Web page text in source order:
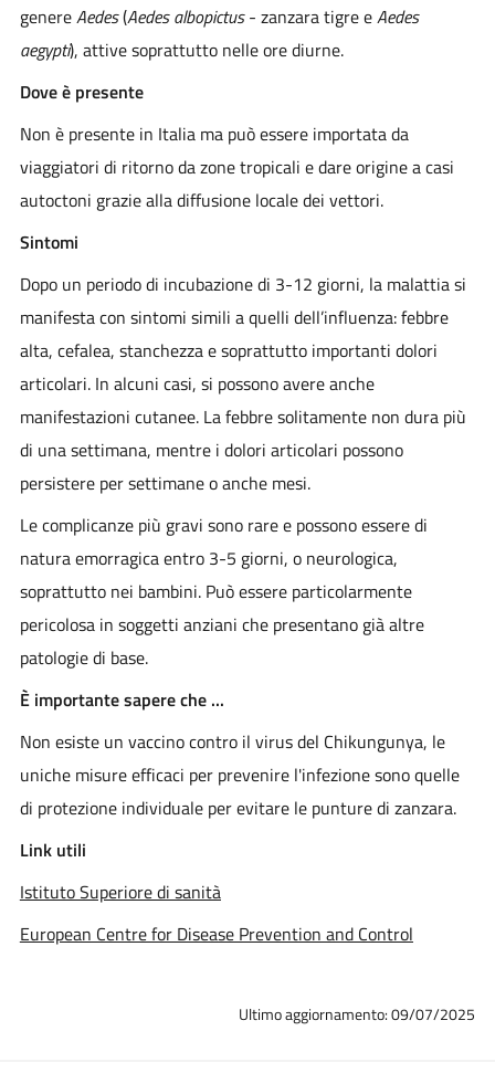
genereAedes(Aedes albopictus- zanzara tigre eAedes
aegypti), attive soprattutto nelle ore diurne.
Dove è presente
Non è presente in Italia ma può essere importata da
viaggiatori di ritorno da zone tropicali e dare origine a casi
autoctoni grazie alla diffusione locale dei vettori.
Sintomi
Dopo un periodo di incubazione di 3-12 giorni, la malattia si
manifesta con sintomi simili a quelli dell’influenza: febbre
alta, cefalea, stanchezza e soprattutto importanti dolori
articolari. In alcuni casi, si possono avere anche
manifestazioni cutanee. La febbre solitamente non dura più
di una settimana, mentre i dolori articolari possono
persistere per settimane o anche mesi.
Le complicanze più gravi sono rare e possono essere di
natura emorragica entro 3-5 giorni, o neurologica,
soprattutto nei bambini. Può essere particolarmente
pericolosa in soggetti anziani che presentano già altre
patologie di base.
È importante sapere che ...
Non esiste un vaccino contro il virus del Chikungunya, le
uniche misure efficaci per prevenire l'infezione sono quelle
di protezione individuale per evitare le punture di zanzara.
Link utili
Istituto Superiore di sanità
European Centre for Disease Prevention and Control
Ultimo aggiornamento: 09/07/2025